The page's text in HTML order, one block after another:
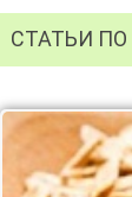
СТАТЬИ